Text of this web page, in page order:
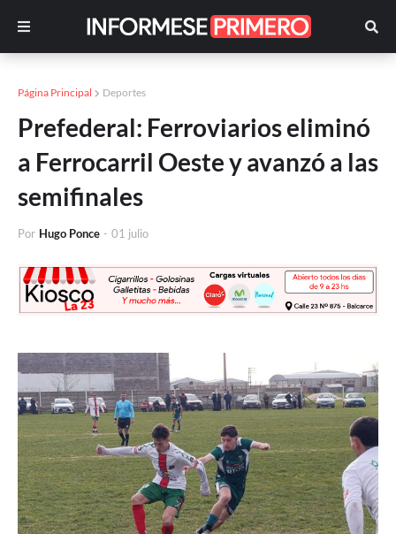
Página Principal Deportes
Prefederal: Ferroviarios eliminó
a Ferrocarril Oeste y avanzó a las
semifinales
Por Hugo Ponce - 01 julio